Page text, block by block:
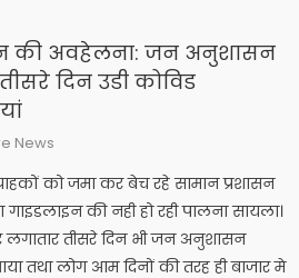
की अवहेलना: जन अनुशासन
दिन उडी कोविड
News
को जमा कर बेच रहे सामान प्रशासन
की नही हो रही पालना सायला।
तीसरे दिन भी जन अनुशासन
तथा लोग आम दिनों की तरह ही बाजार मे